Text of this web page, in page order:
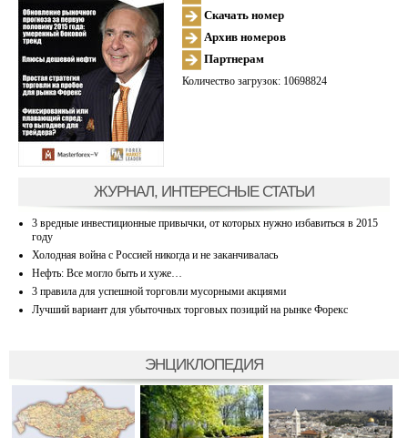
Скачать номер
Архив номеров
Партнерам
Количество загрузок: 10698824
ЖУРНАЛ, ИНТЕРЕСНЫЕ СТАТЬИ
3 вредные инвестиционные привычки, от которых нужно избавиться в 2015
году
Холодная война с Россией никогда и не заканчивалась
Нефть: Все могло быть и хуже…
3 правила для успешной торговли мусорными акциями
Лучший вариант для убыточных торговых позиций на рынке Форекс
ЭНЦИКЛОПЕДИЯ